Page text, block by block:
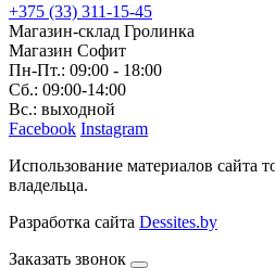
+375 (33) 311-15-45
Магазин-склад Гролинка
Магазин Софит
Пн-Пт.: 09:00 - 18:00
Сб.: 09:00-14:00
Вс.: выходной
Facebook Instagram
Использование материалов сайта
владельца.
Разработка сайта Dessites.by
Заказать звонок